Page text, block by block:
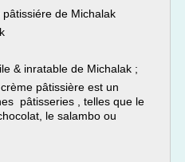
de Michalak
& inratable de Michalak ;
pâtissière est un
pâtisseries , telles que le
le salambo ou